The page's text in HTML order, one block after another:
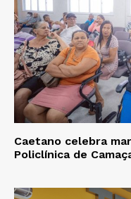
Caetano celebra
Policlínica de